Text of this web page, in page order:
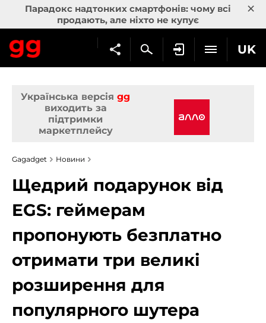
Парадокс надтонких смартфонів: чому всі
продають, але ніхто не купує
×
UK
Українська версія gg
виходить за
підтримки
маркетплейсу
Gagadget Новини
Щедрий подарунок від
EGS: геймерам
пропонують безплатно
отримати три великі
розширення для
популярного шутера